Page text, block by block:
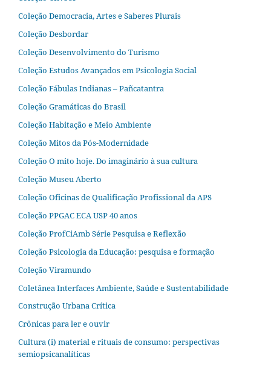
Coleção Democracia, Artes e Saberes Plurais
Coleção Desbordar
Coleção Desenvolvimento do Turismo
Coleção Estudos Avançados em Psicologia Social
Coleção Fábulas Indianas – Pañcatantra
Coleção Gramáticas do Brasil
Coleção Habitação e Meio Ambiente
Coleção Mitos da Pós-Modernidade
Coleção O mito hoje. Do imaginário à sua cultura
Coleção Museu Aberto
Coleção Oficinas de Qualificação Profissional da APS
Coleção PPGAC ECA USP 40 anos
Coleção ProfCiAmb Série Pesquisa e Reflexão
Coleção Psicologia da Educação: pesquisa e formação
Coleção Viramundo
Coletânea Interfaces Ambiente, Saúde e Sustentabilidade
Construção Urbana Crítica
Crônicas para ler e ouvir
Cultura (i) material e rituais de consumo: perspectivas
semiopsicanalíticas